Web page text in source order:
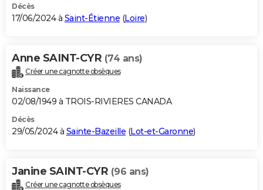
Décès
17/06/2024 à Saint-Étienne (Loire)
Anne SAINT-CYR (74 ans)
Créer une cagnotte obsèques
Naissance
02/08/1949 à TROIS-RIVIERES CANADA
Décès
29/05/2024 à Sainte-Bazeille (Lot-et-Garonne)
Janine SAINT-CYR (96 ans)
Créer une cagnotte obsèques